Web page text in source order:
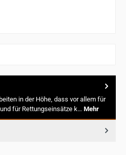
in der Höhe, dass vor allem für
für Rettungseinsätze k… Mehr